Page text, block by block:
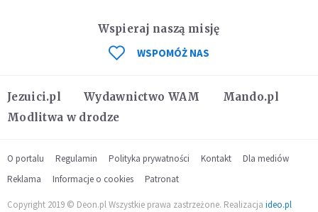
Jezuici.pl Wydawnictwo WAM
Mando.pl
Modlitwa w drodze
Wspieraj naszą misję
WSPOMÓŻ NAS
O portalu Regulamin Polityka prywatności Kontakt
Dla mediów
Reklama
Informacje o cookies Patronat
Copyright 2019 © Deon.pl Wszystkie prawa zastrzeżone. Realizacja ideo.pl